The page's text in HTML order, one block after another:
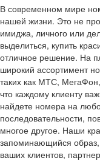
В современном мире
нашей жизни. Это не
имиджа, личного или
выделиться, купить
отличное решение. На
широкий ассортимент
таких как МТС,
что каждому клиенту
найдете номера на
последовательности,
многое другое. Наши
запоминающийся образ,
ваших клиентов,